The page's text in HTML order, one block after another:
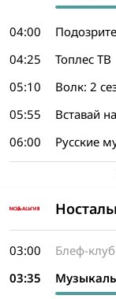
04:00
04:25
Топлес ТВ
05:10
Волк: 2
05:55
Вставай
06:00
Русские
03:00
Блеф-клуб
03:35